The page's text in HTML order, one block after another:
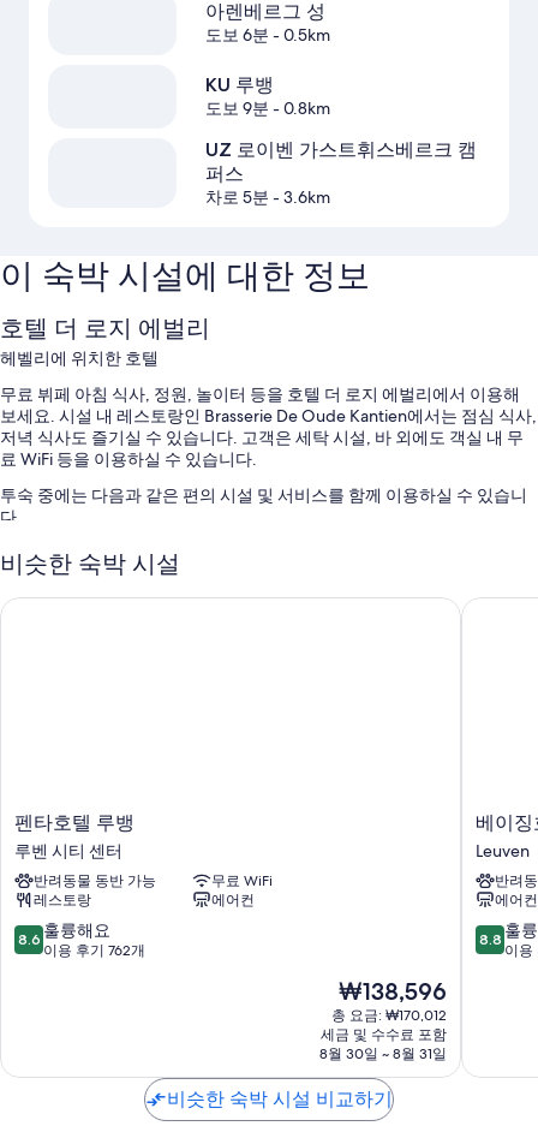
아렌베르그 성
도보 6분 - 0.5km
KU 루뱅
도보 9분 - 0.8km
UZ 로이벤 가스트휘스베르크 캠
퍼스
차로 5분 - 3.6km
이 숙박 시설에 대한 정보
호텔 더 로지 에벌리
헤벨리에 위치한 호텔
무료 뷔페 아침 식사, 정원, 놀이터 등을 호텔 더 로지 에벌리에서 이용해
보세요. 시설 내 레스토랑인 Brasserie De Oude Kantien에서는 점심 식사,
저녁 식사도 즐기실 수 있습니다. 고객은 세탁 시설, 바 외에도 객실 내 무
료 WiFi 등을 이용하실 수 있습니다.
투숙 중에는 다음과 같은 편의 시설 및 서비스를 함께 이용하실 수 있습니
다.
셀프 주차(요금 별도), 자전거 투어 정보 및 자전거 주차
헤어드라이어 및 샴푸
평면 TV - 위성 TV 채널 이용 가능
책상 및 전화
비슷한 숙박 시설
펜
타
호
텔
루
뱅
루
펜타호텔 루뱅
루벤 시티 센터
반려동물 동반 가능
무료 WiFi
레스토랑
에어컨
10
점
훌
8.6 훌륭해요
이용 후기 762개
현
재
요
금
₩138,596
₩138,596
총 요금: ₩170,012
세금 및 수수료 포함
8월 30일 ~ 8월 31일
펜타호텔 루뱅
베
이
징
호
프
호
텔
베이
Leuven
반려
에어컨
10
점
훌
8.8 훌
이용
베이징
비슷한 숙박 시설 비교하기